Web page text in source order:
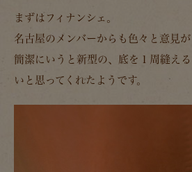
まずはフィナンシェ。
名古屋のメンバーからも色々と意見が
簡潔にいうと新型の、底を１周縫え
いと思ってくれたようです。